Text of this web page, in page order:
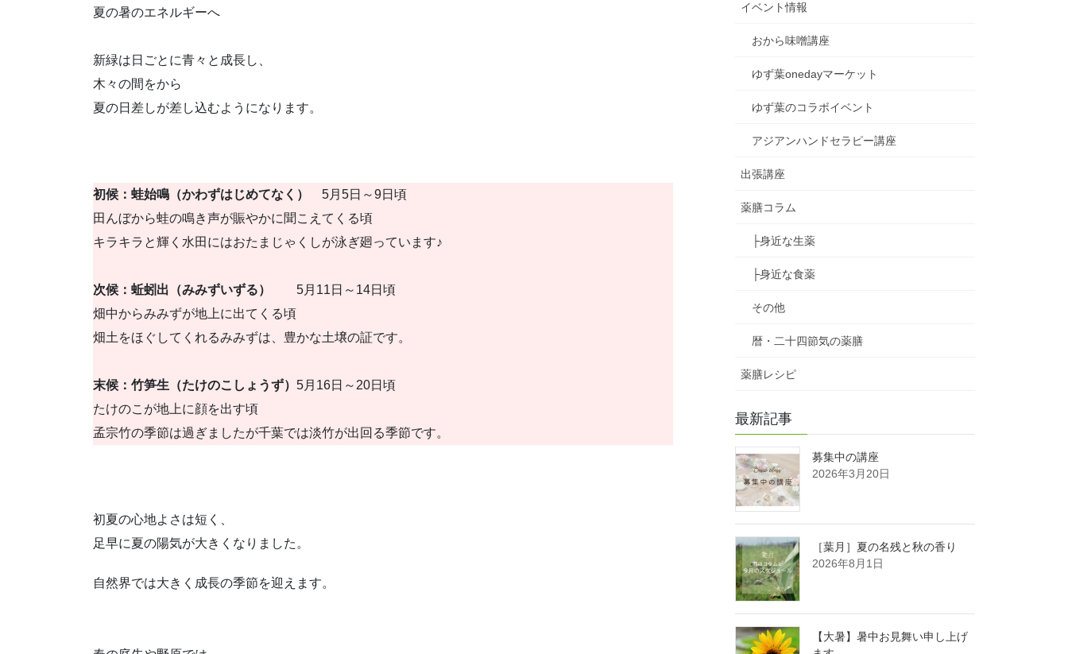
夏の暑のエネルギーへ
新緑は日ごとに青々と成長し、
木々の間をから
夏の日差しが差し込むようになります。
初候： 蛙始鳴（かわずはじめてなく）
5月5日～9日頃
田んぼから蛙の鳴き声が賑やかに聞こえてくる頃
キラキラと輝く水田にはおたまじゃくしが泳ぎ廻っています♪
次候： 蚯蚓出（みみずいずる）
5月11日～14日頃
畑中からみみずが地上に出てくる頃
畑土をほぐしてくれるみみずは、豊かな土壌の証です。
末候： 竹笋生（たけのこしょうず） 5月16日～20日頃
たけのこが地上に顔を出す頃
孟宗竹の季節は過ぎましたが千葉では淡竹が出回る季節です。
初夏の心地よさは短く、
足早に夏の陽気が大きくなりました。
自然界では大きく成長の季節を迎えます。
イベント情報
おから味噌講座
ゆず葉onedayマーケット
ゆず葉のコラボイベント
アジアンハンドセラピー講座
出張講座
薬膳コラム
├身近な生薬
├身近な食薬
その他
暦・二十四節気の薬膳
薬膳レシピ
最新記事
募集中の講座
2026年3月20日
［葉月］夏の名残と秋の香り
2026年8月1日
【大暑】暑中お見舞い申し上げ